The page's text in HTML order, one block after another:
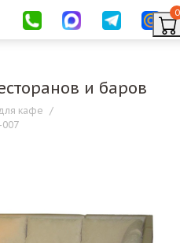
0
и баров
кафе /